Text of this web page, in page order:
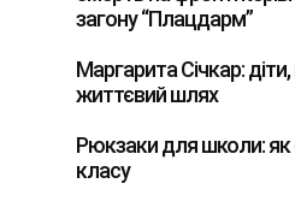
загону “Плацдарм”
Маргарита Січкар: діти,
життєвий шлях
Рюкзаки для школи:
класу